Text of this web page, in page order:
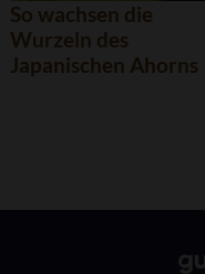
So wachsen die
Wurzeln des
Japanischen Ahorns